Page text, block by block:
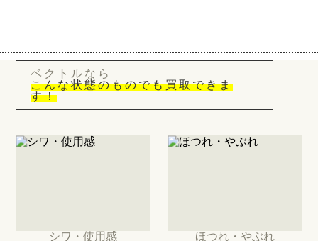
ベクトルなら
こんな状態のものでも買取できま
す！
シワ・使用感 ほつれ・やぶれ